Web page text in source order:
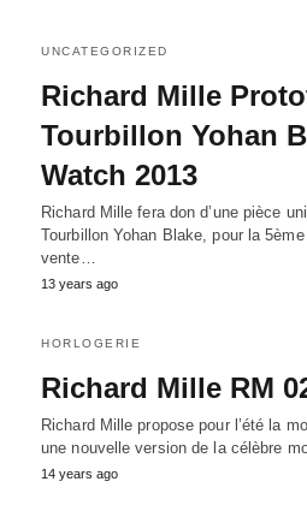
UNCATEGORIZED
Richard Mille
Tourbillon Yohan
Watch 2013
Richard Mille fera don d’une pièce
Tourbillon Yohan Blake, pour la
vente…
13 years ago
HORLOGERIE
Richard Mille RM
Richard Mille propose pour l’été la
une nouvelle version de la célèbre
14 years ago